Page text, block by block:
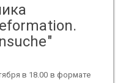
в 18.00 в формате